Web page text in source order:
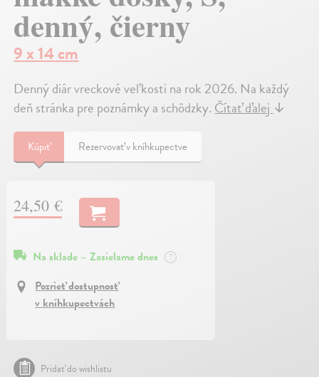
denný, čierny
9 x 14 cm
Denný diár vreckové veľkosti na rok 2026. Na každý
deň stránka pre poznámky a schôdzky. Čítať ďalej ↓
Kúpiť Rezervovať v kníhkupectve
24,50 €
Na sklade – Zasielame dnes ?
Pozrieť dostupnosť
v kníhkupectvách
Pridať do wishlistu